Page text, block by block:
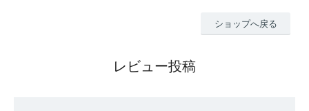
ショップへ戻る
レビュー投稿